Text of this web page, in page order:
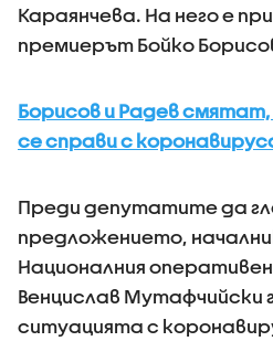
Караянчева. На него е
премиерът Бойко
Борисов и Радев
се справи с
Преди депутатите да
предложението,
Националния
Венцислав Мутафчийски
ситуацията с